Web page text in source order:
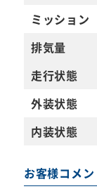
ミッション
排気量
走行状態
外装状態
内装状態
お客様コメン